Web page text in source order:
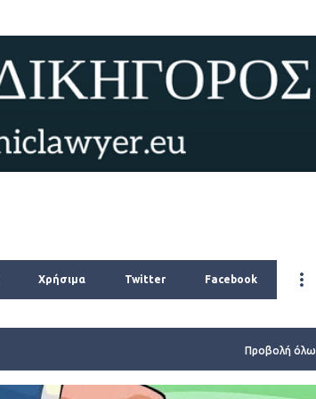
Χρήσιμα Twitter Facebook
Προβολή